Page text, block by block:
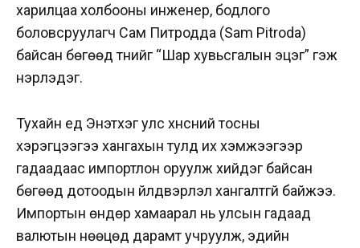
харилцаа холбооны инженер, бодлого
боловсруулагч Сам Питродда (Sam Pitroda)
байсан бөгөөд түүнийг “Шар хувьсгалын эцэг” гэж
нэрлэдэг.
Тухайн үед Энэтхэг улс хүнсний тосны
хэрэгцээгээ хангахын тулд их хэмжээгээр
гадаадаас импортлон оруулж хийдэг байсан
бөгөөд дотоодын үйлдвэрлэл хангалтгүй байжээ.
Импортын өндөр хамаарал нь улсын гадаад
валютын нөөцөд дарамт учруулж, эдийн